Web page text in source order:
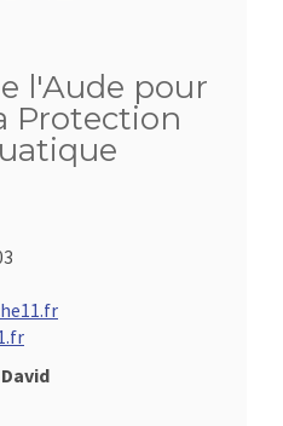
l'Aude pour
Protection
David